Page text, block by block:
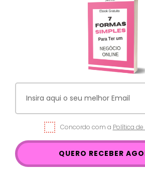
Concordo com a Política
QUERO RECEBER